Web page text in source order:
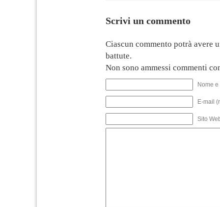
Scrivi un commento
Ciascun commento potrà avere
battute.
Non sono ammessi commenti
Nome
E-mail
Sito